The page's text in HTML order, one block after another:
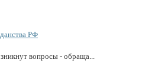
РФ
вопросы - обраща...